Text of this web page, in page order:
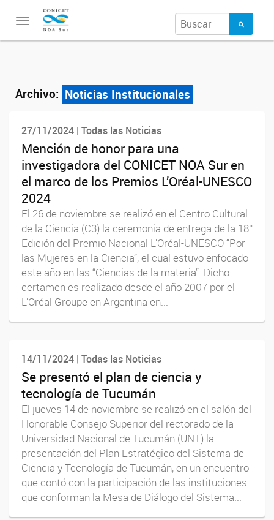
Toggle
navigation
Archivo: Noticias Institucionales
27/11/2024 | Todas las Noticias
Mención de honor para una
investigadora del CONICET NOA Sur en
el marco de los Premios L’Oréal-UNESCO
2024
El 26 de noviembre se realizó en el Centro Cultural
de la Ciencia (C3) la ceremonia de entrega de la 18°
Edición del Premio Nacional L’Oréal-UNESCO “Por
las Mujeres en la Ciencia”, el cual estuvo enfocado
este año en las “Ciencias de la materia”. Dicho
certamen es realizado desde el año 2007 por el
L’Oréal Groupe en Argentina en...
14/11/2024 | Todas las Noticias
Se presentó el plan de ciencia y
tecnología de Tucumán
El jueves 14 de noviembre se realizó en el salón del
Honorable Consejo Superior del rectorado de la
Universidad Nacional de Tucumán (UNT) la
presentación del Plan Estratégico del Sistema de
Ciencia y Tecnología de Tucumán, en un encuentro
que contó con la participación de las instituciones
que conforman la Mesa de Diálogo del Sistema...